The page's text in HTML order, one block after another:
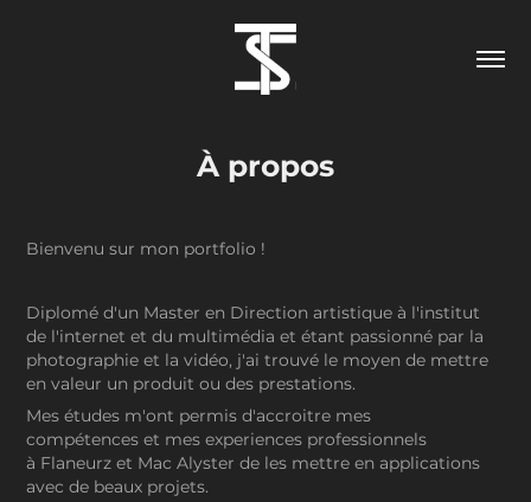
À propos
Bienvenu sur mon portfolio !
Diplomé d'un Master en Direction artistique à l'institut
de l'internet et du multimédia et étant passionné par la
photographie et la vidéo, j'ai trouvé le moyen de mettre
en valeur un produit ou des prestations.
Mes études m'ont permis d'accroitre mes
compétences et mes experiences professionnels
à Flaneurz et Mac Alyster de les mettre en applications
avec de beaux projets.